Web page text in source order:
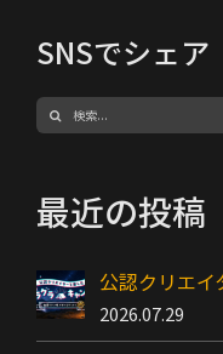
SNSでシェア
検
最近の投稿
公認クリエ
2026.07.29